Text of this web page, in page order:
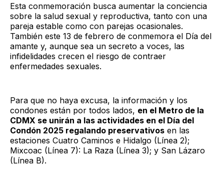
Esta conmemoración busca aumentar la conciencia
sobre la salud sexual y reproductiva, tanto con una
pareja estable como con parejas ocasionales.
También este 13 de febrero de conmemora el Día del
amante y, aunque sea un secreto a voces, las
infidelidades crecen el riesgo de contraer
enfermedades sexuales.
Para que no haya excusa, la información y los
condones están por todos lados, en el Metro de la
CDMX se unirán a las actividades en el Día del
Condón 2025 regalando preservativos en las
estaciones Cuatro Caminos e Hidalgo (Línea 2);
Mixcoac (Línea 7): La Raza (Línea 3); y San Lázaro
(Línea B).